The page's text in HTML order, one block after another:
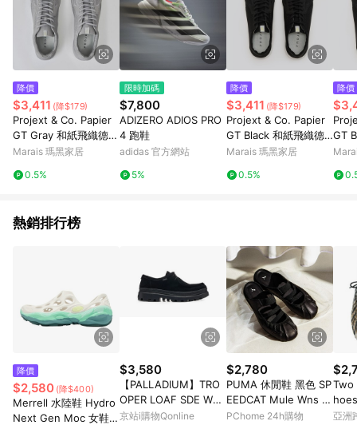
降價
$3,411 (降$179)
Projext & Co. Papier
GT Gray 和紙飛織德訓
鞋 灰色 男 - 灰色-女3
Marais 瑪黑家居
0.5%
限時加碼
$7,800
ADIZERO ADIOS PRO
4 跑鞋
adidas 官方網站
5%
降價
$3,411 (降$179)
Projext & Co. Papier
GT Black 和紙飛織德
訓鞋 黑色 男 - 黑色-3
Marais 瑪黑家居
0.5%
降價
GT
訓
熱銷排行榜
降價
$2,580 (降$400)
Merrell 水陸鞋 Hydro
Next Gen Moc 女鞋
$3,580
【PALLADIUM】TRO
OPER LOAF SDE WP
+防水鞋 永夜黑(74591
京站i購物Qonline
$2,780
PUMA 休閒鞋 黑色 SP
EEDCAT Mule Wns 穆
勒 懶人 女 40961801
PChome 24h購物
Two
亞洲